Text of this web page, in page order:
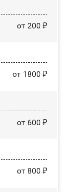
от 200 ₽
от 1800 ₽
от 600 ₽
от 800 ₽